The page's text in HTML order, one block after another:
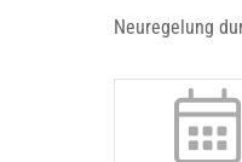
Neuregelung